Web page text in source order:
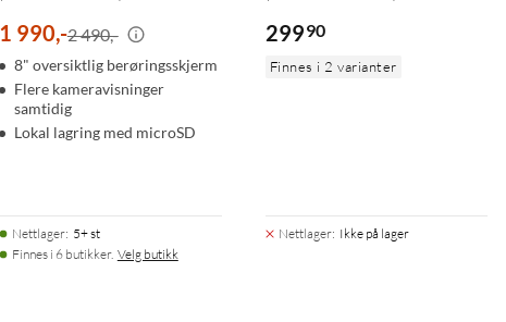
1 990,-2 490,-
8" oversiktlig berøringsskjerm
Flere kameravisninger
samtidig
Lokal lagring med microSD
Nettlager: 5+ st
Finnes i 6 butikker. Velg butikk
29990
Finnes i 2 varianter
Nettlager: Ikke på lager